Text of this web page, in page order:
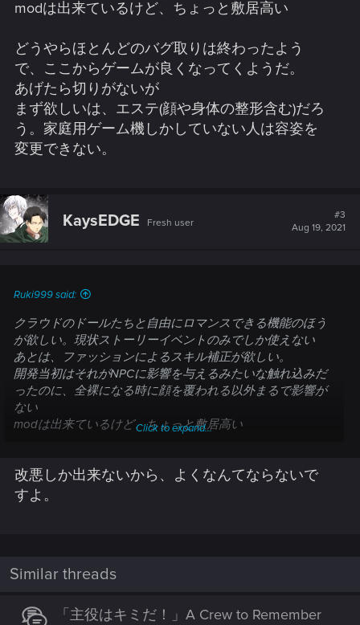
modは出来ているけど、ちょっと敷居高い
どうやらほとんどのバグ取りは終わったよう
で、ここからゲームが良くなってくようだ。
あげたら切りがないが
まず欲しいは、エステ(顔や身体の整形含む)だろ
う。家庭用ゲーム機しかしていない人は容姿を
変更できない。
KaysEDGE Fresh user
#3
Aug 19, 2021
Ruki999 said:
クラウドのドールたちと自由にロマンスできる機能のほう
が欲しい。現状ストーリーイベントのみでしか使えない
あとは、ファッションによるスキル補正が欲しい。
開発当初はそれがNPCに影響を与えるみたいな触れ込みだ
ったのに、全裸になる時に顔を覆われる以外まるで影響が
ない
modは出来ているけど、ちょっと敷居高い
ゲームが良くなってくようだ。
あげたら切りがないが
Click to expand...
改悪しか出来ないから、よくなんてならないで
すよ。
Similar threads
「主役はキミだ！」A Crew to Remember